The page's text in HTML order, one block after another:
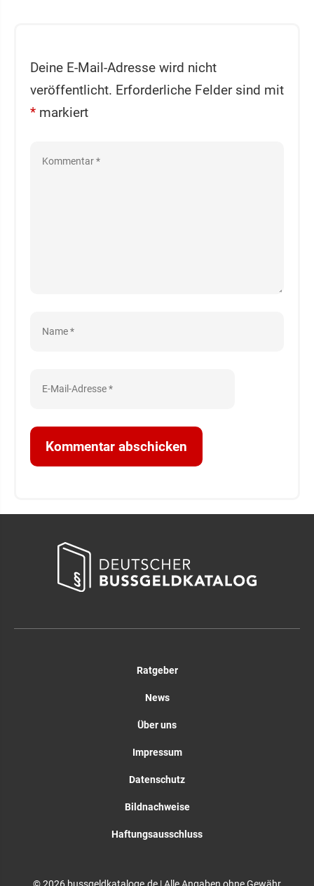
Deine E-Mail-Adresse wird nicht
veröffentlicht. Erforderliche Felder sind mit
* markiert
Ratgeber
News
Über uns
Impressum
Datenschutz
Bildnachweise
Haftungsausschluss